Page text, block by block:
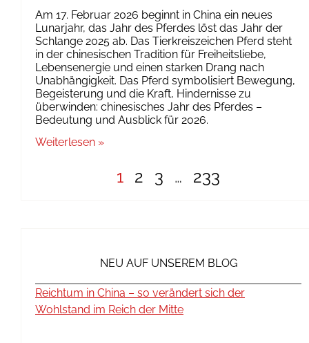
Am 17. Februar 2026 beginnt in China ein neues
Lunarjahr, das Jahr des Pferdes löst das Jahr der
Schlange 2025 ab. Das Tierkreiszeichen Pferd steht
in der chinesischen Tradition für Freiheitsliebe,
Lebensenergie und einen starken Drang nach
Unabhängigkeit. Das Pferd symbolisiert Bewegung,
Begeisterung und die Kraft, Hindernisse zu
überwinden: chinesisches Jahr des Pferdes –
Bedeutung und Ausblick für 2026.
Weiterlesen »
1 2 3 … 233
NEU AUF UNSEREM BLOG
Reichtum in China – so verändert sich der
Wohlstand im Reich der Mitte